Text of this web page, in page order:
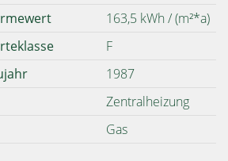
163,5 kWh / (m²*a)
F
1987
Zentralheizung
Gas